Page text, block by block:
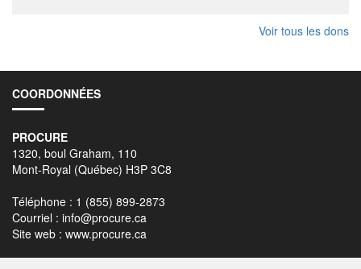
Voir tous les dons
COORDONNÉES
PROCURE
1320, boul Graham, 110
Mont-Royal (Québec) H3P 3C8
Téléphone : 1 (855) 899-2873
Courriel : info@procure.ca
Site web : www.procure.ca